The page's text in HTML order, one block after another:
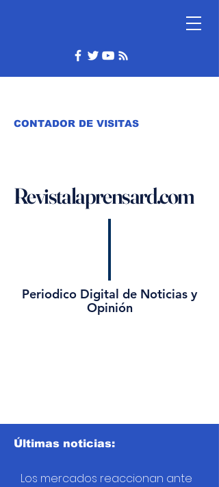
CONTADOR DE VISITAS
Revistalaprensard.com
Periodico Digital de Noticias y
Opinión
Últimas noticias:
Los mercados reaccionan ante